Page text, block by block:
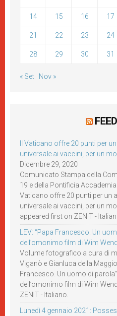
14 15 16 17
21 22 23 24
28 29 30 31
« Set Nov »
Il Vaticano offre 20 punti per
universale ai vaccini, per un
Dicembre 29, 2020
Comunicato Stampa della
19 e della Pontificia Accademia
Vaticano offre 20 punti per un
universale ai vaccini, per un
appeared first on ZENIT -
LEV: “Papa Francesco. Un
dell’omonimo film di Wim
Volume fotografico a cura di
Viganò e Gianluca della
Francesco. Un uomo di
dell’omonimo film di Wim
ZENIT - Italiano.
Lunedì 4 gennaio 2021: